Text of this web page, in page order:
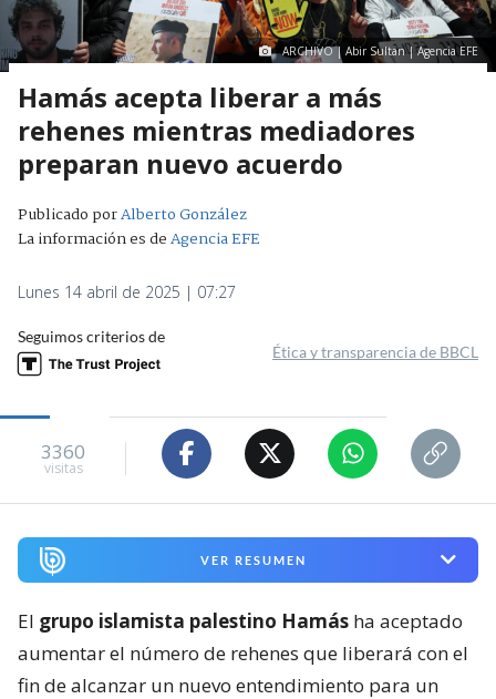
ARCHIVO | Abir Sultan | Agencia EFE
Hamás acepta liberar a más
rehenes mientras mediadores
preparan nuevo acuerdo
Publicado porAlberto González
La información es deAgencia EFE
Lunes 14 abril de 2025 | 07:27
Seguimos criterios de
Ética y transparencia de BBCL
3360
visitas
VER RESUMEN
El grupo islamista palestino Hamás ha aceptado
aumentar el número de rehenes que liberará con el
fin de alcanzar un nuevo entendimiento para un